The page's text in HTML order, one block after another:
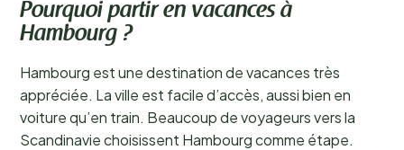
Pourquoi partir en vacances à
Hambourg ?
Hambourg est une destination de vacances très
appréciée. La ville est facile d’accès, aussi bien en
voiture qu’en train. Beaucoup de voyageurs vers la
Scandinavie choisissent Hambourg comme étape.